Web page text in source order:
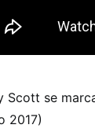
Scott se
2017)